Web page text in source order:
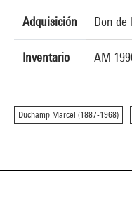
Adquisición Don de
Inventario AM
Duchamp Marcel (1887-1968)